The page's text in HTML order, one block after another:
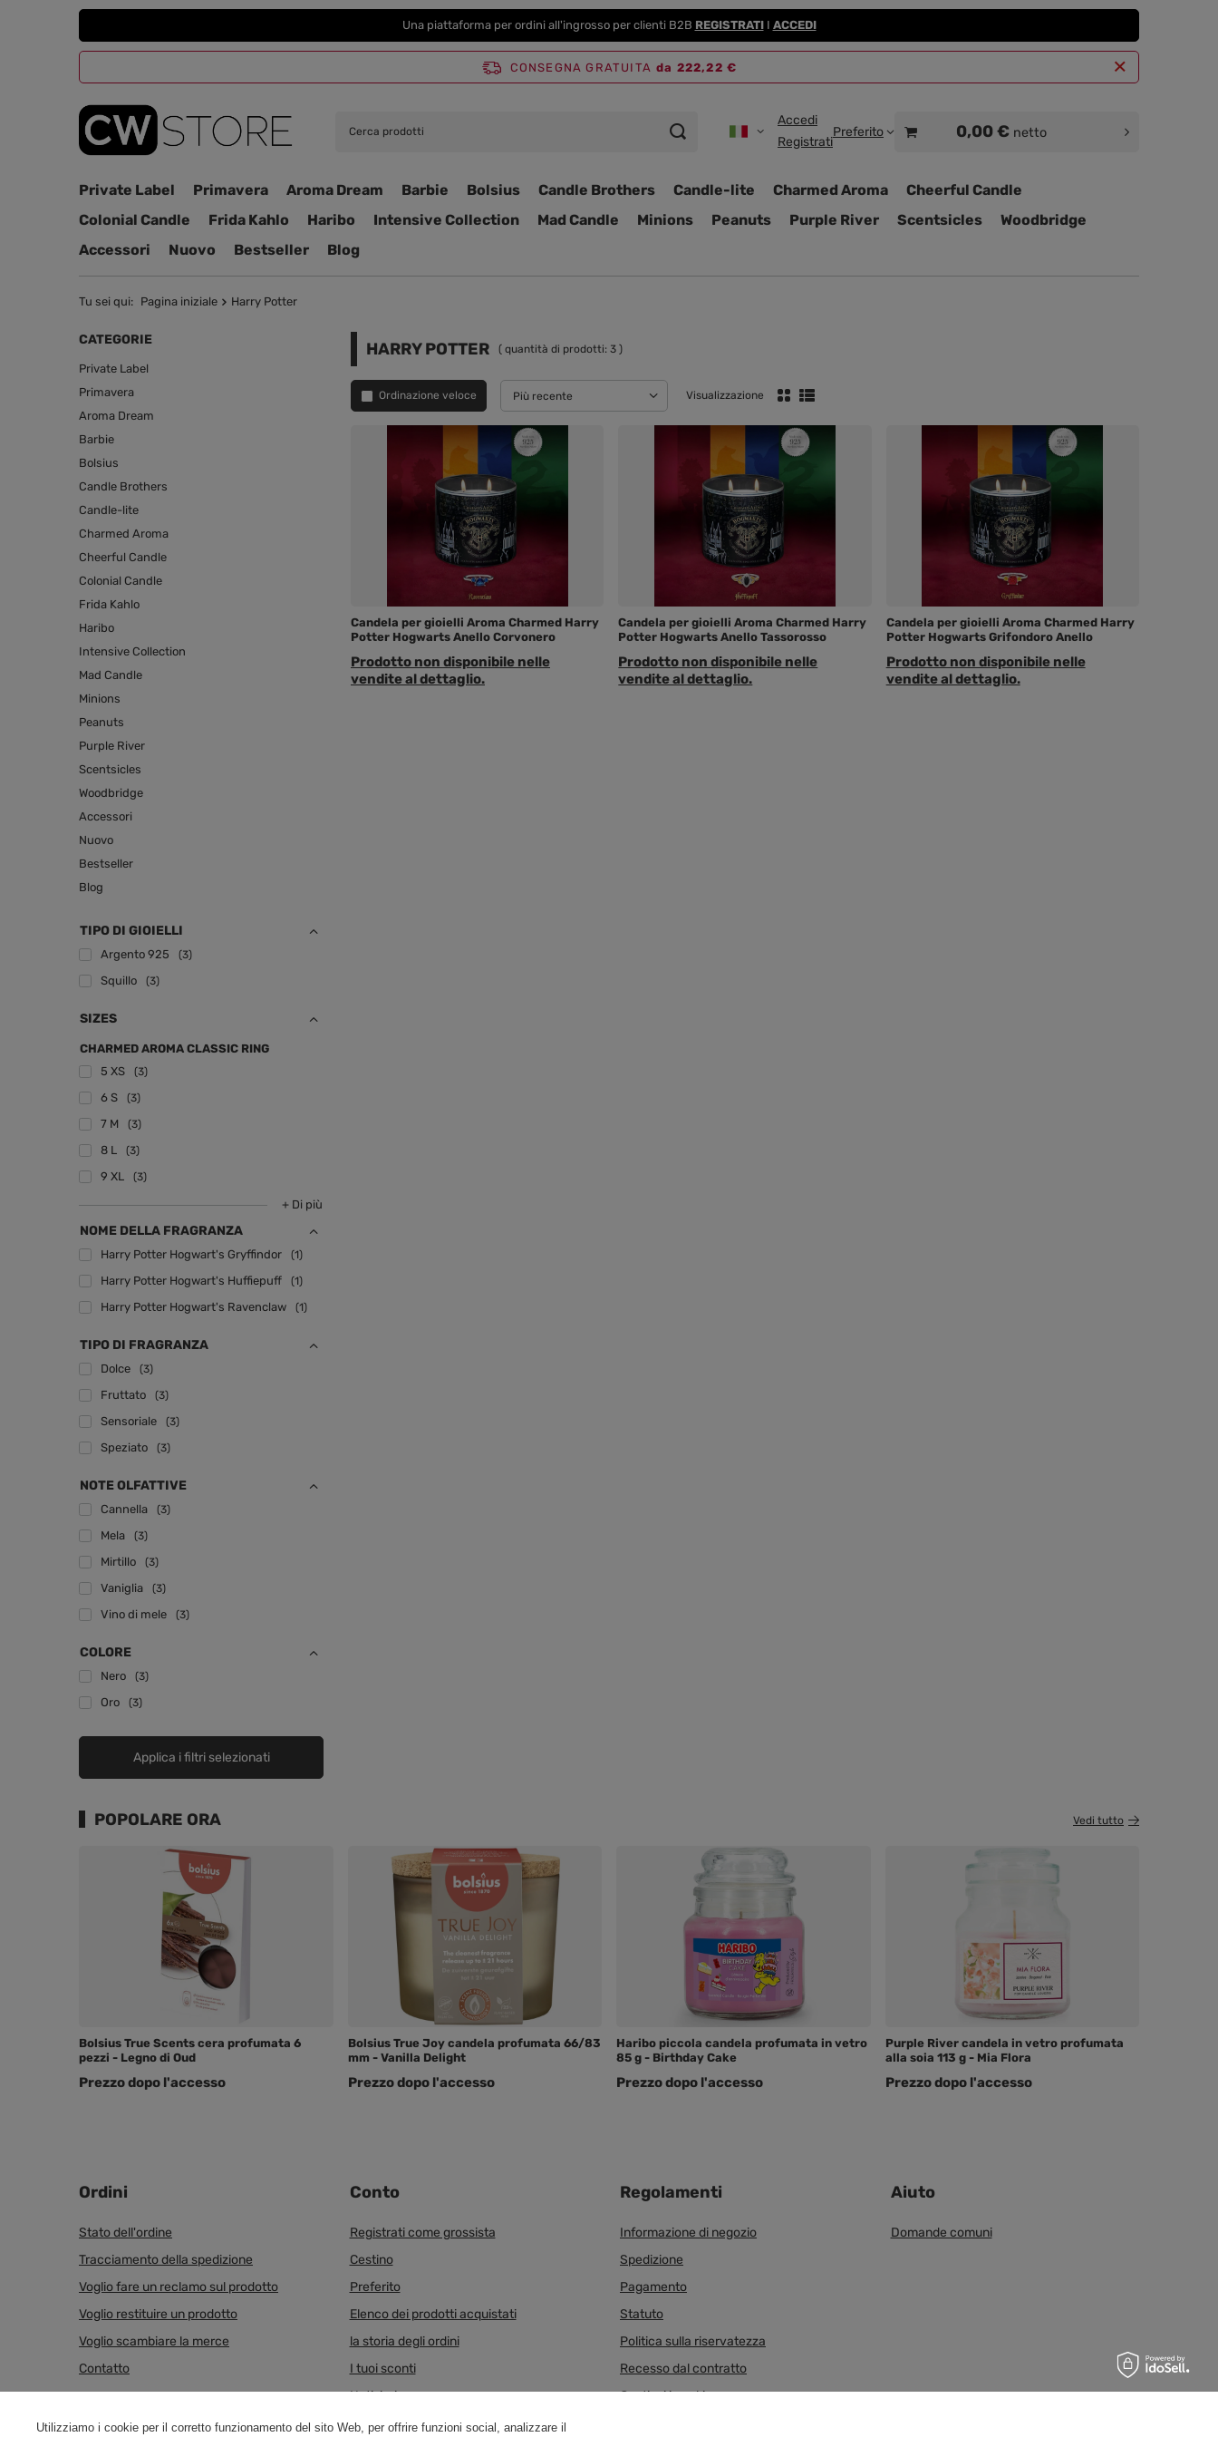
Una piattaforma per ordini all'ingrosso per clienti B2B REGISTRATII ACCEDI
CONSEGNA GRATUITA da 222,22 €
Accedi
Registrati
Preferito 0,00 € netto
Private Label Primavera Aroma Dream Barbie Bolsius Candle Brothers Candle-lite Charmed Aroma
Cheerful Candle
Colonial Candle
Frida Kahlo Haribo Intensive Collection Mad Candle Minions Peanuts Purple River Scentsicles
Woodbridge
Accessori
Nuovo Bestseller Blog
Tu sei qui: Pagina iniziale Harry Potter
CATEGORIE
Private Label
Primavera
Aroma Dream
Barbie
Bolsius
Candle Brothers
Candle-lite
Charmed Aroma
Cheerful Candle
Colonial Candle
Frida Kahlo
Haribo
Intensive Collection
Mad Candle
Minions
Peanuts
Purple River
Scentsicles
Woodbridge
Accessori
Nuovo
Bestseller
Blog
TIPO DI GIOIELLI
Argento 925 3
Squillo 3
SIZES
CHARMED AROMA CLASSIC RING
5 XS
3
6 S 3
7 M 3
8 L 3
9 XL 3
+ Di più
NOME DELLA FRAGRANZA
Harry Potter Hogwart's Gryffindor 1
Harry Potter Hogwart's Huffiepuff 1
Harry Potter Hogwart's Ravenclaw 1
TIPO DI FRAGRANZA
Dolce 3
Fruttato 3
Sensoriale 3
Speziato 3
NOTE OLFATTIVE
Cannella 3
Mela 3
Mirtillo 3
Vaniglia 3
Vino di mele 3
COLORE
Nero 3
Oro 3
Applica i filtri selezionati
HARRY POTTER ( quantità di prodotti: 3 )
Ordinazione veloce Modifica ordinamento
Più recente Visualizzazione
Candela per gioielli Aroma Charmed Harry
Potter Hogwarts Anello Corvonero
Prodotto non disponibile nelle
vendite al dettaglio.
Candela per gioielli Aroma Charmed Harry
Potter Hogwarts Anello Tassorosso
Prodotto non disponibile nelle
vendite al dettaglio.
Candela per gioielli Aroma Charmed Harry
Potter Hogwarts Grifondoro Anello
Prodotto non disponibile nelle
vendite al dettaglio.
POPOLARE ORA Vedi tutto
Bolsius True Scents cera profumata 6
pezzi - Legno di Oud
Prezzo dopo l'accesso
Bolsius True Joy candela profumata 66/83
mm - Vanilla Delight
Prezzo dopo l'accesso
Haribo piccola candela profumata in vetro
85 g - Birthday Cake
Prezzo dopo l'accesso
Purple River candela in vetro profumata
alla soia 113 g - Mia Flora
Prezzo dopo l'accesso
Ordini
Stato dell'ordine
Tracciamento della spedizione
Voglio fare un reclamo sul prodotto
Voglio restituire un prodotto
Voglio scambiare la merce
Contatto
Conto
Registrati come grossista
Cestino
Preferito
Elenco dei prodotti acquistati
la storia degli ordini
I tuoi sconti
Notiziario
Regolamenti
Informazione di negozio
Spedizione
Pagamento
Statuto
Politica sulla riservatezza
Recesso dal contratto
Gestisci i cookie
Aiuto
Domande comuni
Utilizziamo i cookie per il corretto funzionamento del sito Web, per offrire funzioni social, analizzare il